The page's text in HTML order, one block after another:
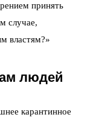
принять
случае,
властям?»
людей
карантинное